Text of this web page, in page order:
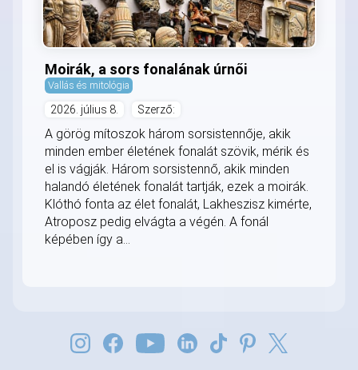
Moirák, a sors fonalának úrnői
Vallás és mitológia
2026. július 8. Szerző:
A görög mítoszok három sorsistennője, akik
minden ember életének fonalát szövik, mérik és
el is vágják. Három sorsistennő, akik minden
halandó életének fonalát tartják, ezek a moirák.
Klóthó fonta az élet fonalát, Lakheszisz kimérte,
Atroposz pedig elvágta a végén. A fonál
képében így a...